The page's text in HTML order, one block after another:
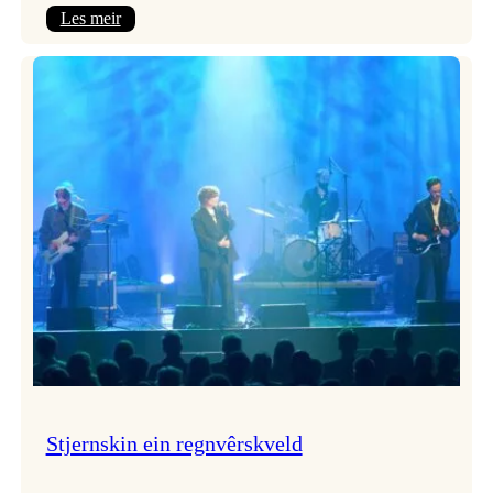
Les meir:
&
Haltli
Stjernskin ein regnvêrskveld